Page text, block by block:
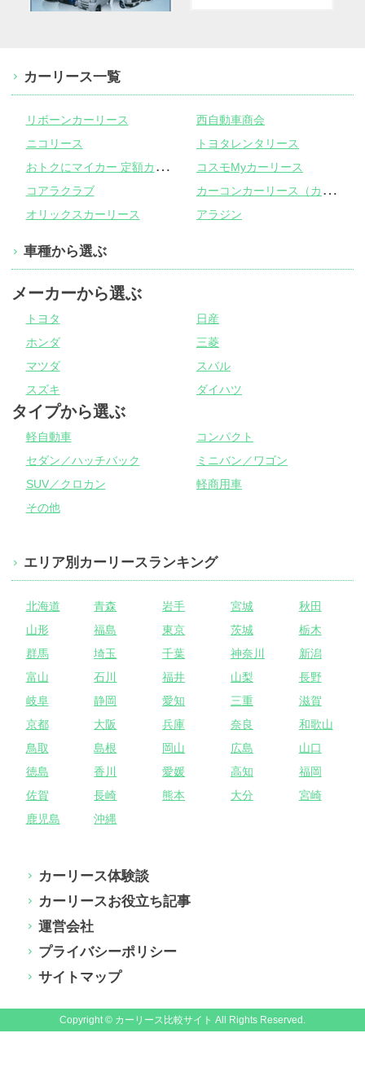
カーリース一覧
リボーンカーリース
西自動車商会
ニコリース
トヨタレンタリース
お
トクにマイカー 定額カルモくん
コスモMyカーリース
コアラクラブ
カ
ーコンカーリース（カーコンビニ倶楽部）
オリックスカーリース アラジン
車種から選ぶ
メーカーから選ぶ
トヨタ
日産
ホンダ
三菱
マツダ
スバル
スズキ
ダイハツ
タイプから選ぶ
軽自動車
コンパクト
セダン／ハッチバック
ミニバン／ワゴン
SUV／クロカン
軽商用車
その他
エリア別カーリースランキング
北海道 青森 岩手 宮城
秋田
山形
福島 東京 茨城
栃木
群馬
埼玉 千葉 神奈川
新潟
富山
石川 福井 山梨
長野
岐阜
静岡 愛知 三重
滋賀
京都
大阪 兵庫 奈良
和歌山
鳥取
島根 岡山 広島
山口
徳島
香川 愛媛 高知
福岡
佐賀
長崎 熊本 大分
宮崎
鹿児島
沖縄
カーリース体験談
カーリースお役立ち記事
運営会社
プライバシーポリシー
サイトマップ
Copyright © カーリース比較サイト All Rights Reserved.